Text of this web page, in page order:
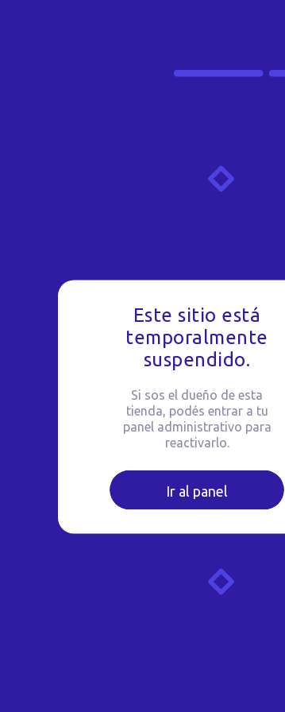
Este sitio está
temporalmente
suspendido.
Si sos el dueño de esta
tienda, podés entrar a tu
panel administrativo para
reactivarlo.
Ir al panel